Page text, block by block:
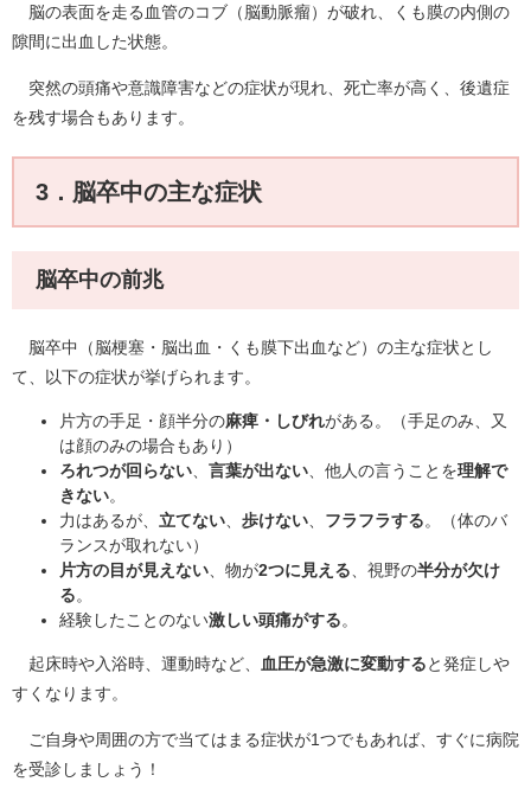
脳の表面を走る血管のコブ（脳動脈瘤）が破れ、くも膜の内側の
隙間に出血した状態。
突然の頭痛や意識障害などの症状が現れ、死亡率が高く、後遺症
を残す場合もあります。
3．脳卒中の主な症状
脳卒中の前兆
脳卒中（脳梗塞・脳出血・くも膜下出血など）の主な症状とし
て、以下の症状が挙げられます。
片方の手足・顔半分の麻痺・しびれがある。（手足のみ、又
は顔のみの場合もあり）
ろれつが回らない
言葉が出ない 、他人の言うことを理解で
きない。
力はあるが、 立てない 歩けない フラフラする。（体のバ
ランスが取れない）
片方の目が見えない 、物が2つに見える 、視野の半分が欠け
る。
経験したことのない激しい頭痛がする。
起床時や入浴時、運動時など、 血圧が急激に変動すると発症しや
すくなります。
ご自身や周囲の方で当てはまる症状が1つでもあれば、すぐに病院
を受診しましょう！